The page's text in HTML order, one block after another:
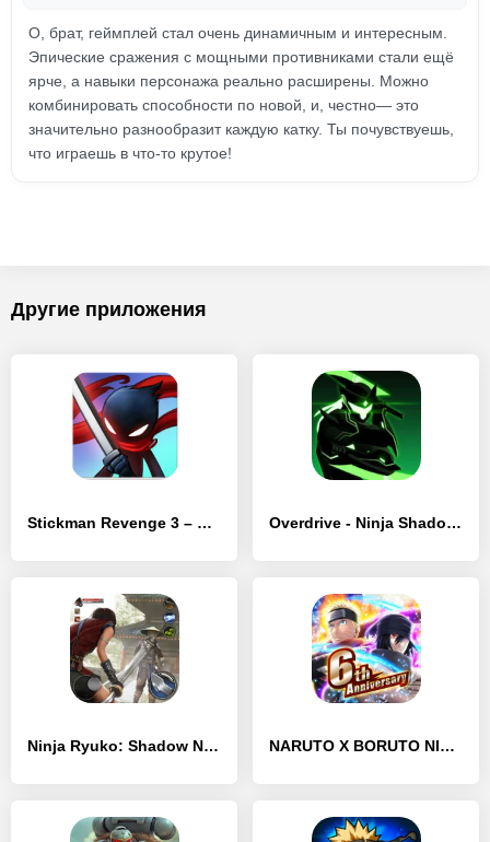
О, брат, геймплей стал очень динамичным и интересным.
Эпические сражения с мощными противниками стали ещё
ярче, а навыки персонажа реально расширены. Можно
комбинировать способности по новой, и, честно— это
значительно разнообразит каждую катку. Ты почувствуешь,
что играешь в что-то крутое!
Другие приложения
Stickman Revenge 3 – Ninja Warrior – Shadow Fight Overdrive - Ninja Shadow Revenge
Ninja Ryuko: Shadow Ninja Game NARUTO X BORUTO NINJA VOLTAGE